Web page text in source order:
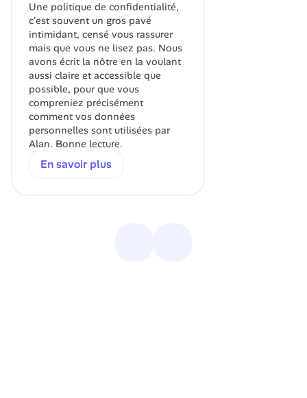
Une politique de confidentialité,
c'est souvent un gros pavé
intimidant, censé vous rassurer
mais que vous ne lisez pas. Nous
avons écrit la nôtre en la voulant
aussi claire et accessible que
possible, pour que vous
compreniez précisément
comment vos données
personnelles sont utilisées par
Alan. Bonne lecture.
En savoir plus